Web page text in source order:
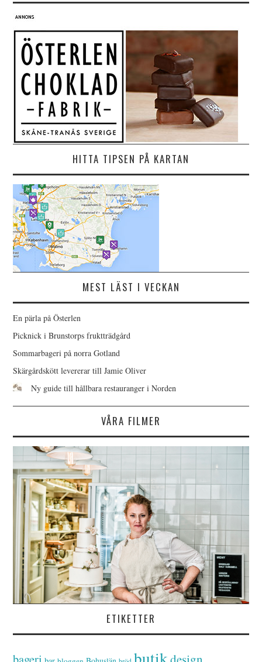
HITTA TIPSEN PÅ KARTAN
MEST LÄST I VECKAN
En pärla på Österlen
Picknick i Brunstorps fruktträdgård
Sommarbageri på norra Gotland
Skärgårdskött levererar till Jamie Oliver
Ny guide till hållbara restauranger i Norden
VÅRA FILMER
ETIKETTER
butik